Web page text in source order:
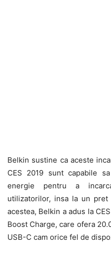
Belkin sustine ca aceste
CES 2019 sunt capabile
energie pentru a
utilizatorilor, insa la un
acestea, Belkin a adus la
Boost Charge, care ofera
USB-C cam orice fel de